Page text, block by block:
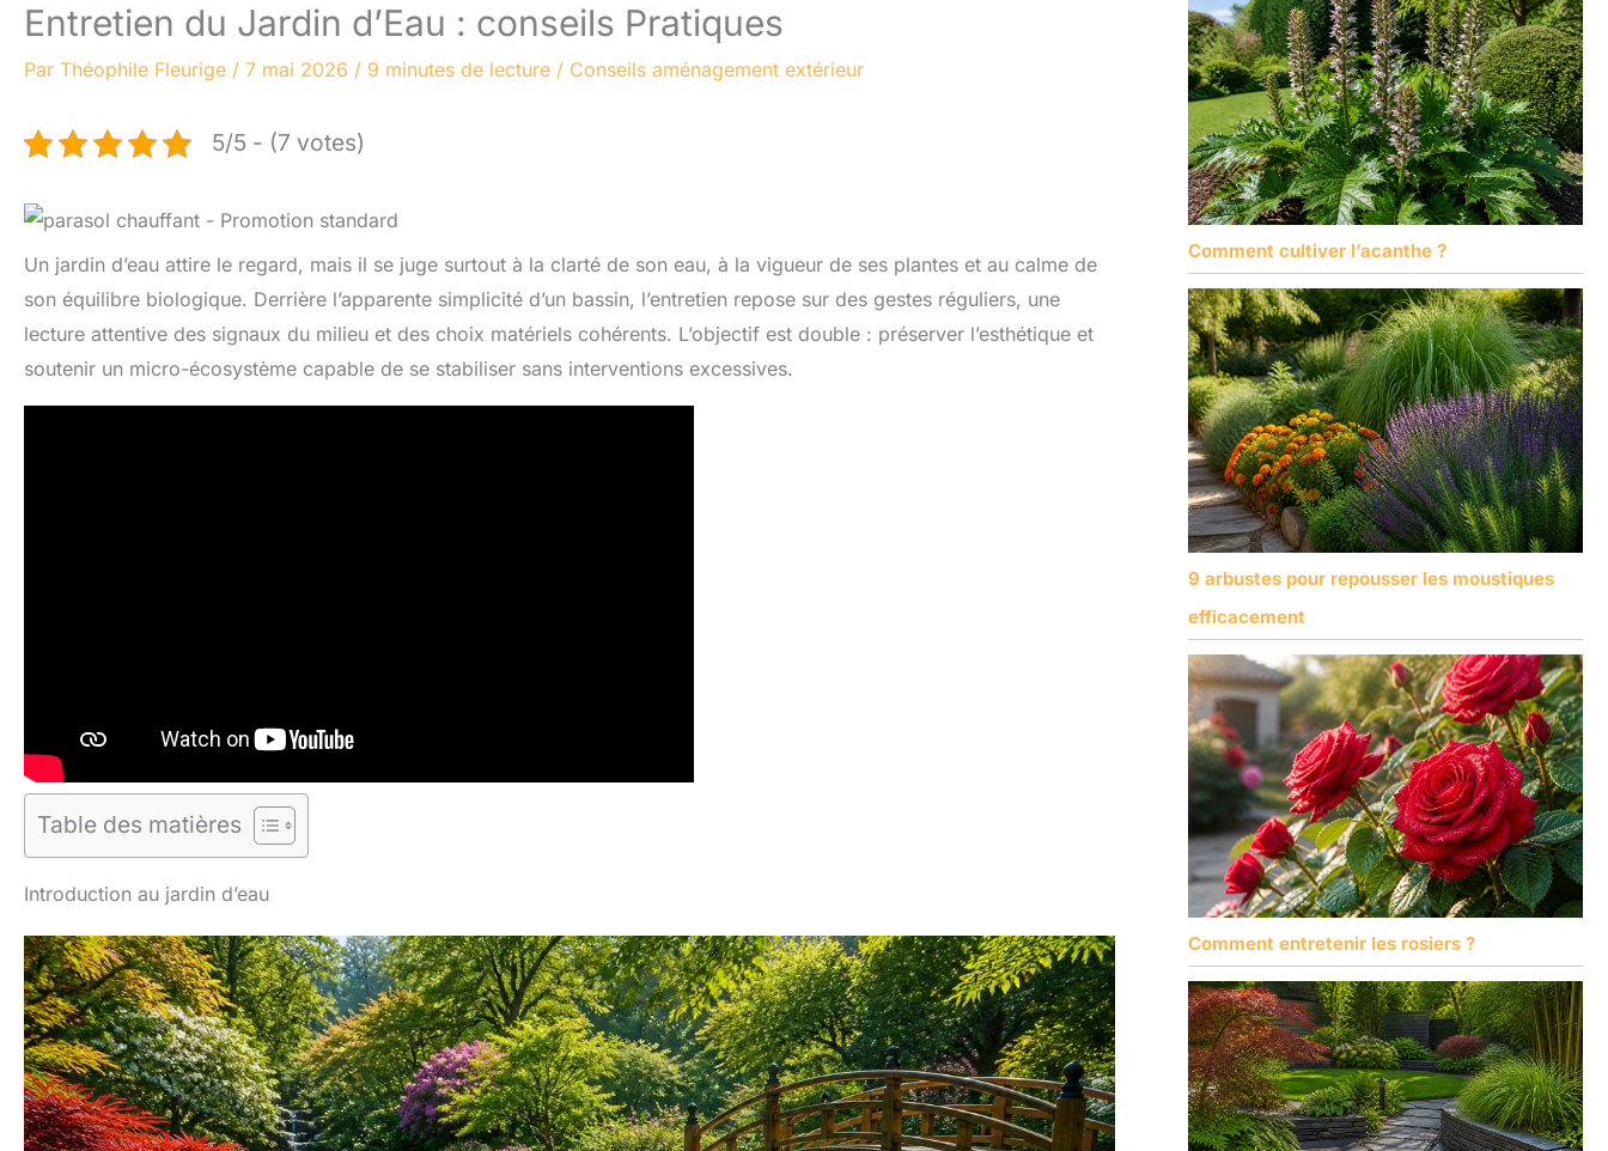
Entretien du Jardin d’Eau : conseils Pratiques
Par Théophile Fleurige / 7 mai 2026 / 9 minutes de lecture / Conseils aménagement extérieur
5/5 - (7 votes)
Un jardin d’eau attire le regard, mais il se juge surtout à la clarté de son eau, à la vigueur de ses plantes et au calme de
son équilibre biologique. Derrière l’apparente simplicité d’un bassin, l’entretien repose sur des gestes réguliers, une
lecture attentive des signaux du milieu et des choix matériels cohérents. L’objectif est double : préserver l’esthétique et
soutenir un micro-écosystème capable de se stabiliser sans interventions excessives.
Table des matières
Introduction au jardin d’eau
Comment cultiver l’acanthe ?
9 arbustes pour repousser les moustiques
efficacement
Comment entretenir les rosiers ?